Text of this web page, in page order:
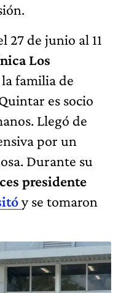
27 de junio al 11
Los
familia de
es socio
Llegó de
por un
Durante su
presidente
y se tomaron